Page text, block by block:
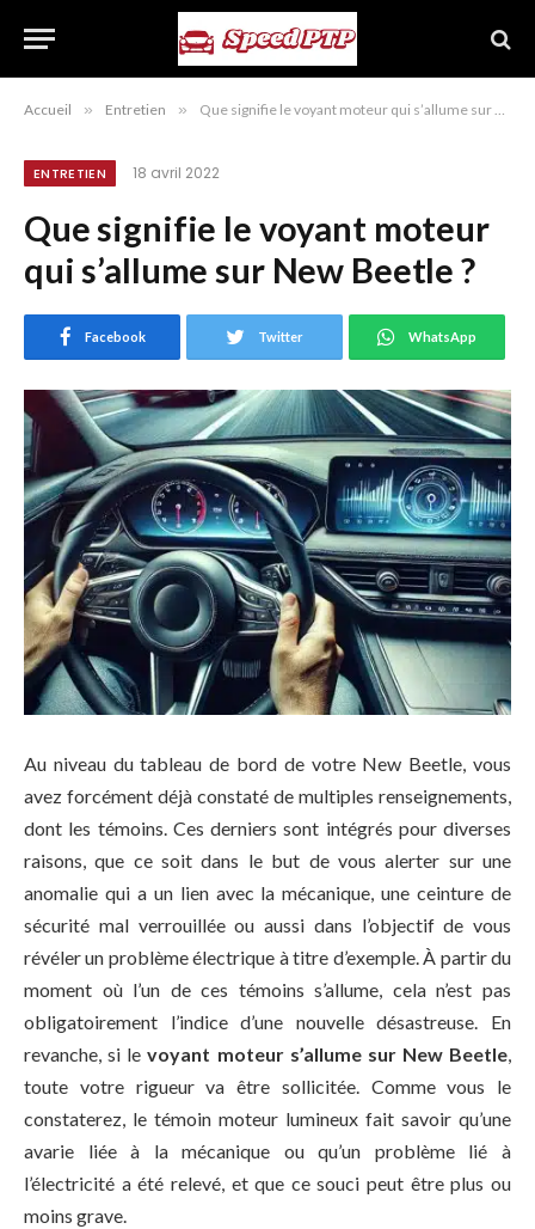
Accueil » Entretien » Que signifie le voyant moteur qui s’allume sur New Beetle ?
ENTRETIEN 18 avril 2022
Que signifie le voyant moteur
qui s’allume sur New Beetle ?
Facebook Twitter WhatsApp
Au niveau du tableau de bord de votre New Beetle, vous
avez forcément déjà constaté de multiples renseignements,
dont les témoins. Ces derniers sont intégrés pour diverses
raisons, que ce soit dans le but de vous alerter sur une
anomalie qui a un lien avec la mécanique, une ceinture de
sécurité mal verrouillée ou aussi dans l’objectif de vous
révéler un problème électrique à titre d’exemple. À partir du
moment où l’un de ces témoins s’allume, cela n’est pas
obligatoirement l’indice d’une nouvelle désastreuse. En
revanche, si levoyant moteur s’allume sur New Beetle
toute votre rigueur va être sollicitée. Comme vous le
constaterez, le témoin moteur lumineux fait savoir qu’une
avarie liée à la mécanique ou qu’un problème lié à
l’électricité a été relevé, et que ce souci peut être plus ou
moins grave.